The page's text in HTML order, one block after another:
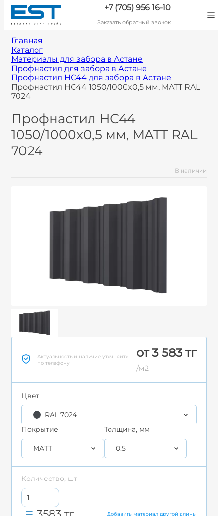
+7 (705) 956 16-10
Заказать обратный звонок
Главная
Каталог
Материалы для забора в Астане
Профнастил для забора в Астане
Профнастил НС44 для забора в Астане
Профнастил НС44 1050/1000x0,5 мм, MATT RAL
7024
Профнастил НС44
1050/1000x0,5 мм, MATT RAL
7024
В наличии
Актуальность и наличие уточняйте
по телефону
от 3 583 тг
/м2
Цвет
RAL 7024
Покрытие
MATT
Толщина, мм
0.5
Количество, шт
Добавить материал другой длины